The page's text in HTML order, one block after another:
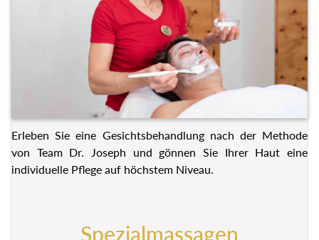
Erleben Sie eine Gesichtsbehandlung nach der Methode
von Team Dr. Joseph und gönnen Sie Ihrer Haut eine
individuelle Pflege auf höchstem Niveau.
Spezialmassagen